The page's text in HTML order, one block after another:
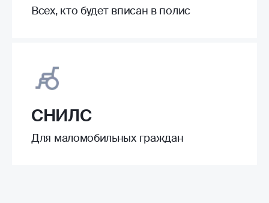
Всех, кто будет вписан в полис
СНИЛС
Для маломобильных граждан